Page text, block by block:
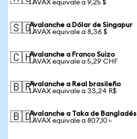
1 AVAX equivale a 9,25 $
🇸🇬Avalanche a Dólar de Singapur
1 AVAX equivale a 8,36 $
🇨🇭Avalanche a Franco Suizo
1 AVAX equivale a 5,29 CHF
🇧🇷Avalanche a Real brasileño
1 AVAX equivale a 33,24 R$
🇧🇩Avalanche a Taka de Bangladés
1 AVAX equivale a 807,10 ৳